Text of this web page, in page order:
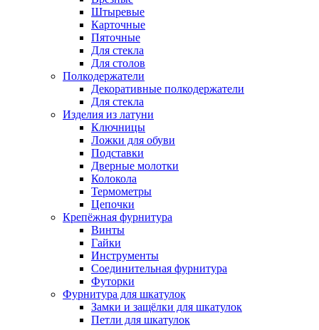
Штыревые
Карточные
Пяточные
Для стекла
Для столов
Полкодержатели
Декоративные полкодержатели
Для стекла
Изделия из латуни
Ключницы
Ложки для обуви
Подставки
Дверные молотки
Колокола
Термометры
Цепочки
Крепёжная фурнитура
Винты
Гайки
Инструменты
Соединительная фурнитура
Футорки
Фурнитура для шкатулок
Замки и защёлки для шкатулок
Петли для шкатулок